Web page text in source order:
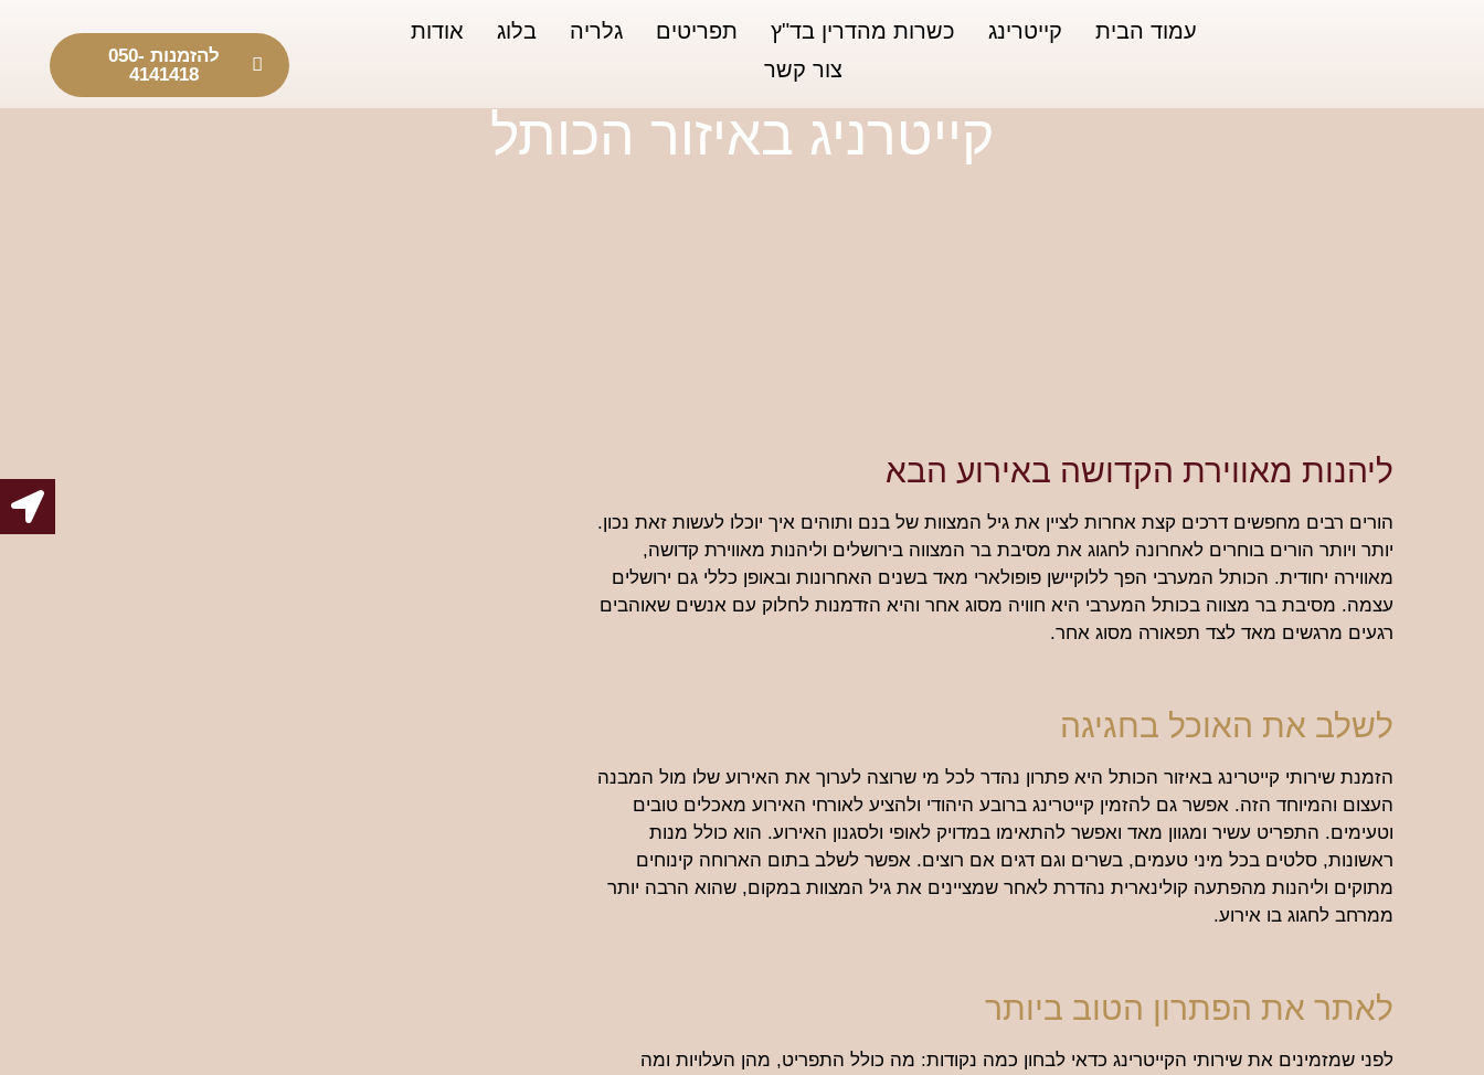
עמוד הבית קייטרינג כשרות מהדרין בד"ץ תפריטים גלריה בלוג
אודות
צור קשר
להזמנות 050-
4141418
קייטרניג באיזור הכותל
ליהנות מאווירת הקדושה באירוע הבא
הורים רבים מחפשים דרכים קצת אחרות לציין את גיל המצוות של בנם ותוהים איך יוכלו לעשות זאת נכון.
יותר ויותר הורים בוחרים לאחרונה לחגוג את מסיבת בר המצווה בירושלים וליהנות מאווירת קדושה,
מאווירה יחודית. הכותל המערבי הפך ללוקיישן פופולארי מאד בשנים האחרונות ובאופן כללי גם ירושלים
עצמה. מסיבת בר מצווה בכותל המערבי היא חוויה מסוג אחר והיא הזדמנות לחלוק עם אנשים שאוהבים
רגעים מרגשים מאד לצד תפאורה מסוג אחר.
לשלב את האוכל בחגיגה
הזמנת שירותי קייטרינג באיזור הכותל היא פתרון נהדר לכל מי שרוצה לערוך את האירוע שלו מול המבנה
העצום והמיוחד הזה. אפשר גם להזמין קייטרינג ברובע היהודי ולהציע לאורחי האירוע מאכלים טובים
וטעימים. התפריט עשיר ומגוון מאד ואפשר להתאימו במדויק לאופי ולסגנון האירוע. הוא כולל מנות
ראשונות, סלטים בכל מיני טעמים, בשרים וגם דגים אם רוצים. אפשר לשלב בתום הארוחה קינוחים
מתוקים וליהנות מהפתעה קולינארית נהדרת לאחר שמציינים את גיל המצוות במקום, שהוא הרבה יותר
ממרחב לחגוג בו אירוע.
לאתר את הפתרון הטוב ביותר
לפני שמזמינים את שירותי הקייטרינג כדאי לבחון כמה נקודות: מה כולל התפריט, מהן העלויות ומה